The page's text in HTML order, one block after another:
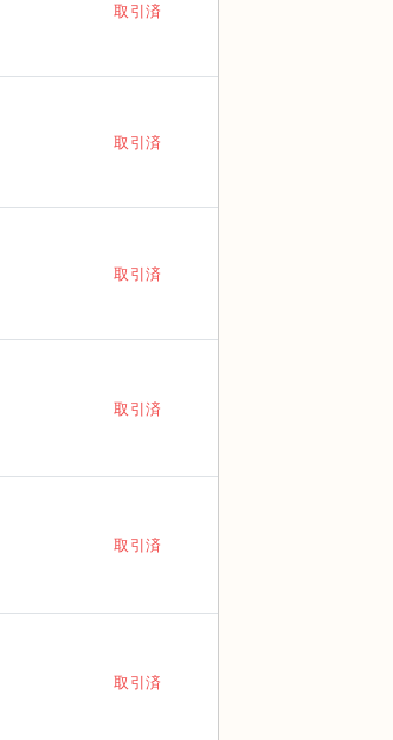
取引済
取引済
取引済
取引済
取引済
取引済